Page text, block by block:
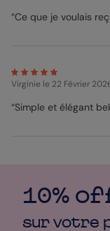
“Ce que je voulais
Virginie le 22 Février
“Simple et élégant
10%
sur votre